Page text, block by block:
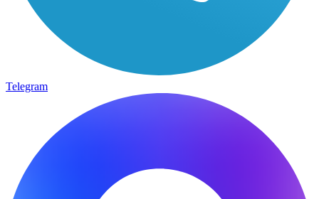
Telegram